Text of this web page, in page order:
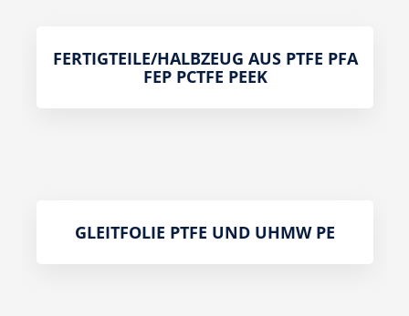
FERTIGTEILE/HALBZEUG AUS PTFE PFA
FEP PCTFE PEEK
GLEITFOLIE PTFE UND UHMW PE